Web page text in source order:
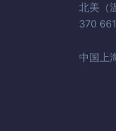
北美（
370
中国上